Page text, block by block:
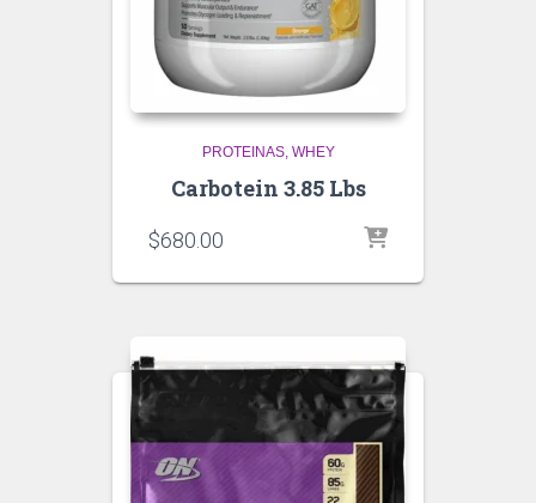
PROTEINAS WHEY
Carbotein 3.85 Lbs
$680.00